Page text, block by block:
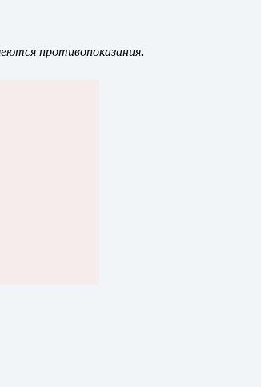
противопоказания.